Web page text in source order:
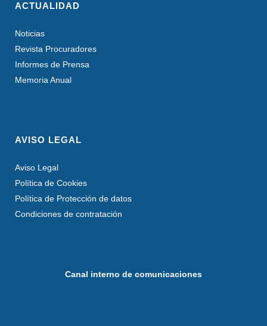
ACTUALIDAD
Noticias
Revista Procuradores
Informes de Prensa
Memoria Anual
AVISO LEGAL
Aviso Legal
Política de Cookies
Política de Protección de datos
Condiciones de contratación
Canal interno de comunicaciones